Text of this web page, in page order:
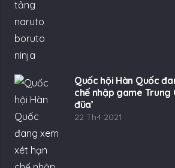
Quốc hội Hàn Quốc
chế nhập game Trung
đũa’
22 Th4 2021